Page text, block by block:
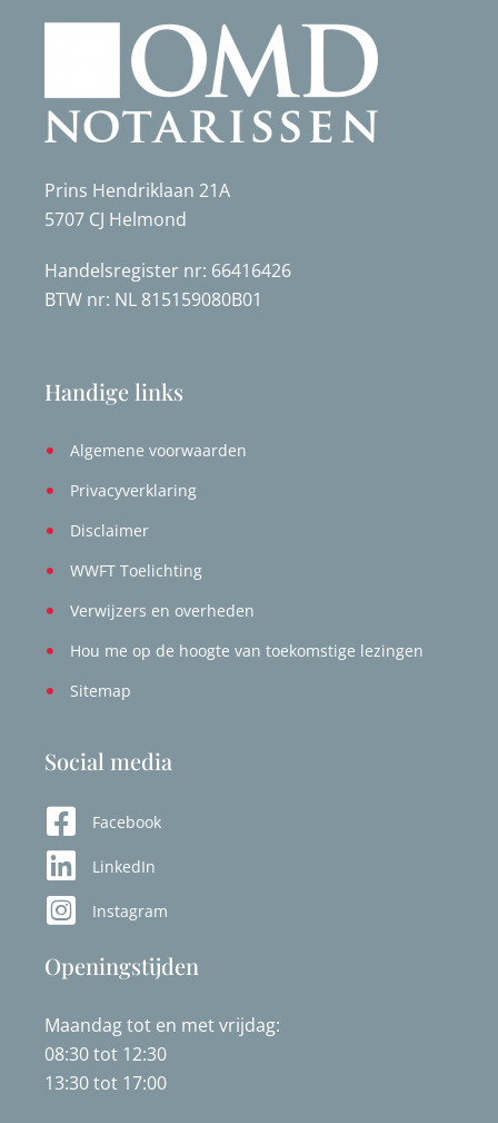
Prins Hendriklaan 21A
5707 CJ Helmond
Handelsregister nr: 66416426
BTW nr: NL 815159080B01
Handige links
Algemene voorwaarden
Privacyverklaring
Disclaimer
WWFT Toelichting
Verwijzers en overheden
Hou me op de hoogte van toekomstige lezingen
Sitemap
Social media
Facebook
LinkedIn
Instagram
Openingstijden
Maandag tot en met vrijdag:
08:30 tot 12:30
13:30 tot 17:00